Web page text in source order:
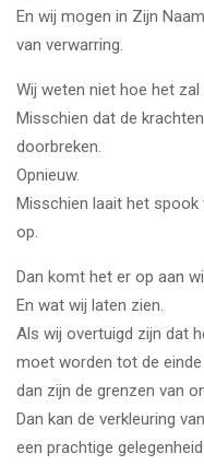
En wij mogen in Zijn
van verwarring.
Wij weten niet hoe het
Misschien dat de
doorbreken.
Opnieuw.
Misschien laait het
op.
Dan komt het er op aan
En wat wij laten zien.
Als wij overtuigd zijn dat
moet worden tot de einde
dan zijn de grenzen van
Dan kan de verkleuring
een prachtige